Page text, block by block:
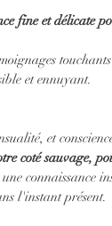
fine et délicate
et ennuyant.
et
coté sauvage,
une connaissance
l'instant présent.